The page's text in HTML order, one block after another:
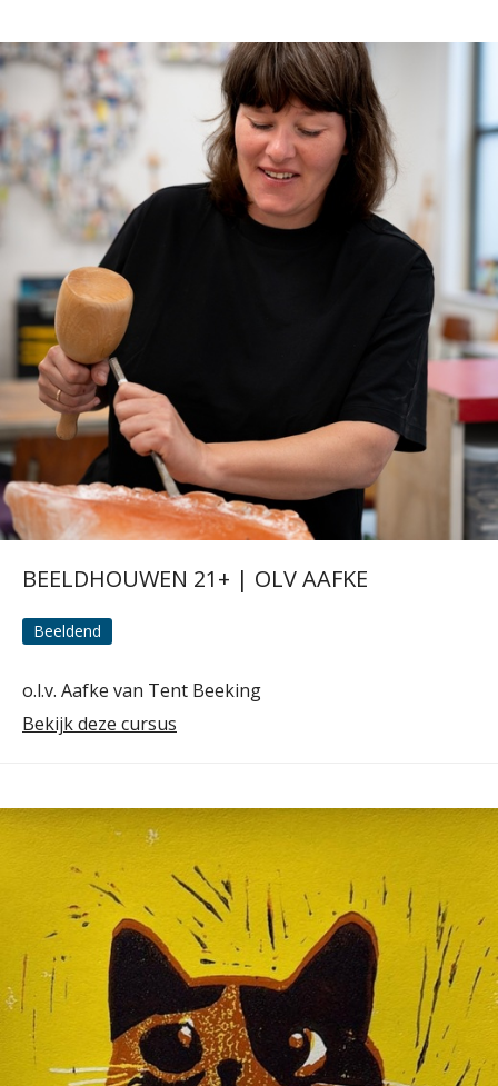
BEELDHOUWEN 21+ | OLV AAFKE
Beeldend
o.l.v. Aafke van Tent Beeking
Bekijk deze cursus